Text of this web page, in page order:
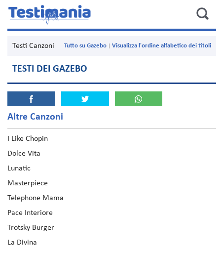
Testi Canzoni Visualizza l'ordine alfabetico dei titoli
Tutto su Gazebo
TESTI DEI GAZEBO
Altre Canzoni
I Like Chopin
Dolce Vita
Lunatic
Masterpiece
Telephone Mama
Pace Interiore
Trotsky Burger
La Divina